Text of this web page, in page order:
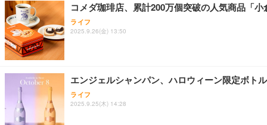
コメダ珈琲店、累計200万個突破の人気商品「
ライフ
2025.9.26(金) 13:50
エンジェルシャンパン、ハロウィーン限定ボト
ライフ
2025.9.25(木) 14:28